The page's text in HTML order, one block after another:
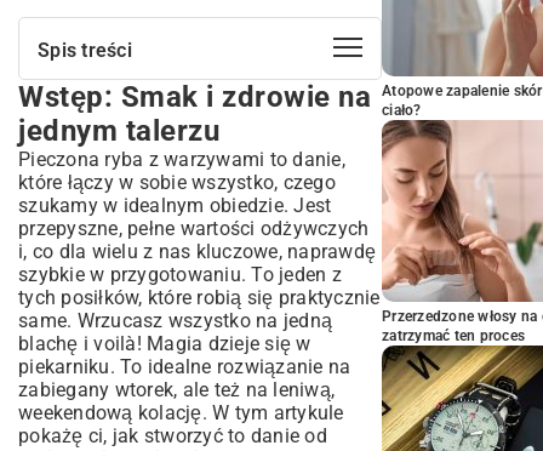
Spis treści
Wstęp: Smak i zdrowie na jednym
talerzu
Dlaczego pieczona ryba z warzywami to
doskonały wybór?
Zdrowie na talerzu: wartości odżywcze i
lekkość
Szybki i prosty obiad dla całej rodziny
Jaką rybę wybrać do pieczenia? Sekrety
najlepszego smaku
Najlepsze gatunki ryb białych i tłustych do
pieczenia
Świeżość ryby: na co zwrócić uwagę przed
zakupem?
Idealne warzywa do pieczonej ryby –
Wstęp: Smak i zdrowie na
jednym talerzu
Pieczona ryba z warzywami to danie,
które łączy w sobie wszystko, czego
szukamy w idealnym obiedzie. Jest
przepyszne, pełne wartości odżywczych
i, co dla wielu z nas kluczowe, naprawdę
szybkie w przygotowaniu. To jeden z
tych posiłków, które robią się praktycznie
same. Wrzucasz wszystko na jedną
blachę i voilà! Magia dzieje się w
piekarniku. To idealne rozwiązanie na
zabiegany wtorek, ale też na leniwą,
weekendową kolację. W tym artykule
pokażę ci, jak stworzyć to danie od
Atopowe zapalenie
ciało?
Przerzedzone włosy
zatrzymać ten proces